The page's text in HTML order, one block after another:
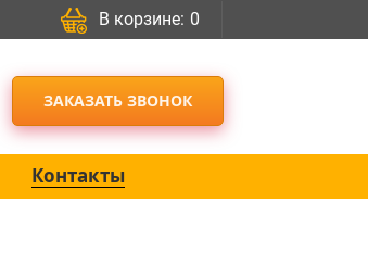
В корзине: 0
ЗАКАЗАТЬ ЗВОНОК
Контакты